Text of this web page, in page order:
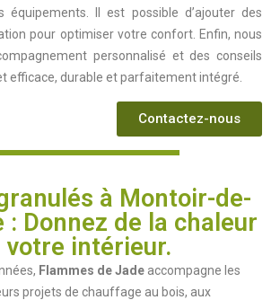
équipements. Il est possible d’ajouter des
pour optimiser votre confort. Enfin, nous
personnalisé et des conseils
efficace, durable et parfaitement intégré.
Contactez-nous
à Montoir-de-
: Donnez de la chaleur
votre intérieur.
Flammes de Jade accompagne les
projets de chauffage au bois, aux